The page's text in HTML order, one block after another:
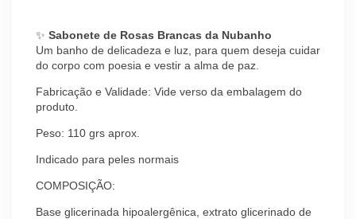
✨ Sabonete de Rosas Brancas da Nubanho
Um banho de delicadeza e luz, para quem deseja cuidar
do corpo com poesia e vestir a alma de paz.
Fabricação e Validade: Vide verso da embalagem do
produto.
Peso: 110 grs aprox.
Indicado para peles normais
COMPOSIÇÃO:
Base glicerinada hipoalergênica, extrato glicerinado de